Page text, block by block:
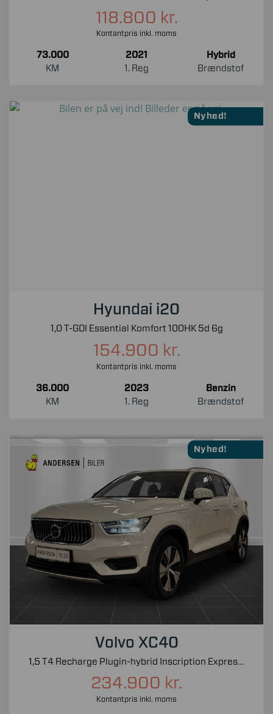
118.800 kr.
Kontantpris inkl. moms
73.000
KM
2021
1. Reg
Hybrid
Brændstof
Nyhed!
Hyundai i20
1,0 T-GDI Essential Komfort 100HK 5d 6g
154.900 kr.
Kontantpris inkl. moms
36.000
KM
2023
1. Reg
Benzin
Brændstof
Nyhed!
Volvo XC40
1,5 T4 Recharge Plugin-hybrid Inscription Expression 211HK 5d 7g Aut.
234.900 kr.
Kontantpris inkl. moms